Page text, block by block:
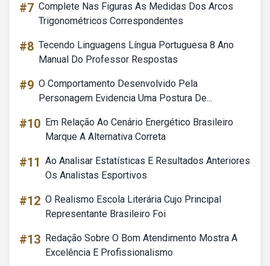
#7 Complete Nas Figuras As Medidas Dos Arcos
Trigonométricos Correspondentes
#8 Tecendo Linguagens Língua Portuguesa 8 Ano
Manual Do Professor Respostas
#9 O Comportamento Desenvolvido Pela
Personagem Evidencia Uma Postura De...
#10 Em Relação Ao Cenário Energético Brasileiro
Marque A Alternativa Correta
#11 Ao Analisar Estatísticas E Resultados Anteriores
Os Analistas Esportivos
#12 O Realismo Escola Literária Cujo Principal
Representante Brasileiro Foi
#13 Redação Sobre O Bom Atendimento Mostra A
Excelência E Profissionalismo